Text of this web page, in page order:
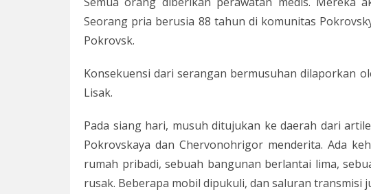
Seorang pria berusia 88 tahun di komunitas
Pokrovsk.
Konsekuensi dari serangan bermusuhan dilaporkan
Lisak.
Pada siang hari, musuh ditujukan ke daerah dari
Pokrovskaya dan Chervonohrigor menderita. Ada
rumah pribadi, sebuah bangunan berlantai lima,
rusak. Beberapa mobil dipukuli, dan saluran transmisi